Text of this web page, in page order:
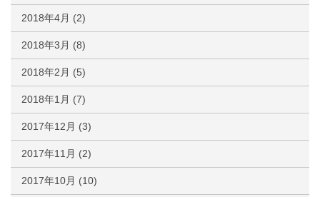
2018年4月 (2)
2018年3月 (8)
2018年2月 (5)
2018年1月 (7)
2017年12月 (3)
2017年11月 (2)
2017年10月 (10)